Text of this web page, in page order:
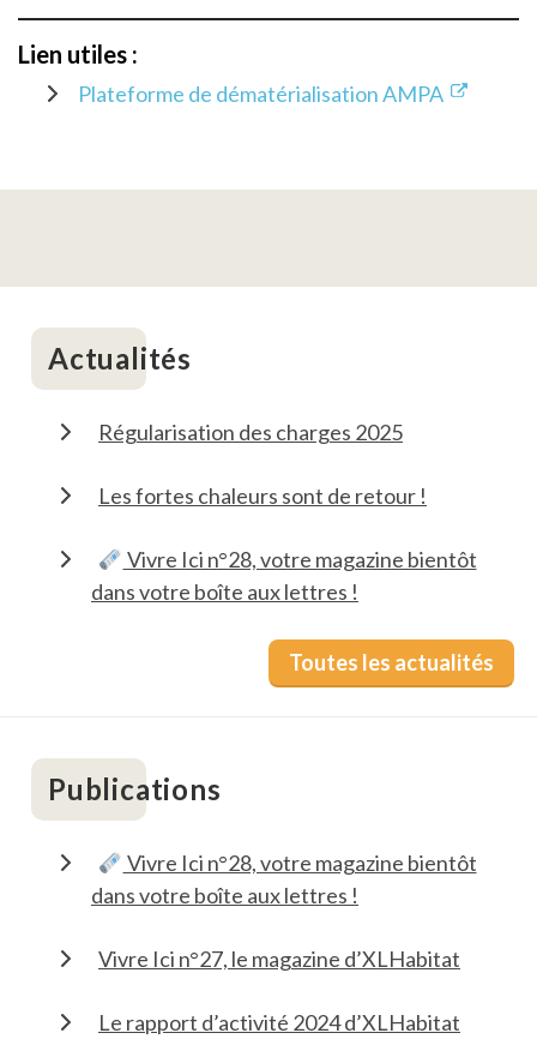
Lien utiles :
Plateforme de dématérialisation AMPA
Actualités
Régularisation des charges 2025
Les fortes chaleurs sont de retour !
Vivre Ici n°28, votre magazine bientôt
dans votre boîte aux lettres !
Toutes les actualités
Publications
Vivre Ici n°28, votre magazine bientôt
dans votre boîte aux lettres !
Vivre Ici n°27, le magazine d’XLHabitat
Le rapport d’activité 2024 d’XLHabitat